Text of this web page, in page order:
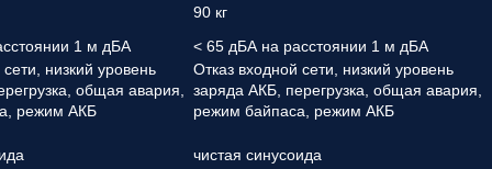
90 кг
1 м дБА
< 65 дБА на расстоянии 1 м дБА
низкий уровень
общая авария,
режим АКБ
Отказ входной сети, низкий уровень
заряда АКБ, перегрузка, общая авария,
режим байпаса, режим АКБ
чистая синусоида